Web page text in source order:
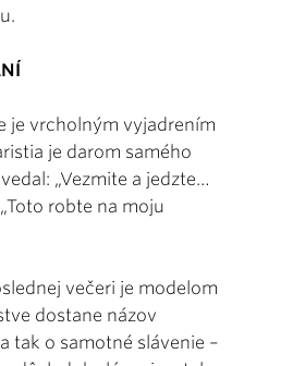
je vrcholným vyjadrením
je darom samého
„Vezmite a jedzte…
robte na moju
večeri je modelom
dostane názov
tak o samotné slávenie –